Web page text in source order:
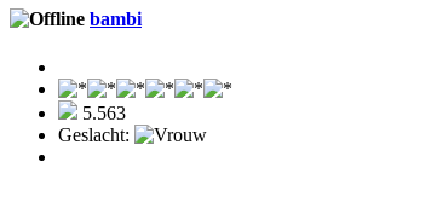
bambi
5.563
Geslacht: